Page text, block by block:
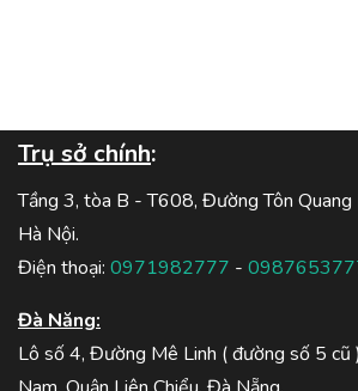
Trụ sở chính:
Tầng 3, tòa B - T608, Đường Tôn Quang
Hà Nội.
Điện thoại: 0971982777 -
Đà Năng:
Lô số 4, Đường Mê Linh ( đường số 5 cũ